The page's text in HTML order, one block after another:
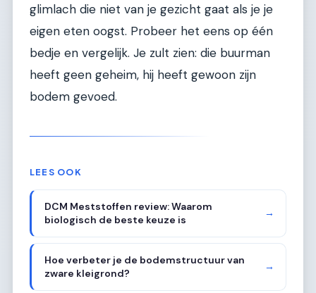
glimlach die niet van je gezicht gaat als je je
eigen eten oogst. Probeer het eens op één
bedje en vergelijk. Je zult zien: die buurman
heeft geen geheim, hij heeft gewoon zijn
bodem gevoed.
LEES OOK
DCM Meststoffen review: Waarom
biologisch de beste keuze is
→
Hoe verbeter je de bodemstructuur van
zware kleigrond?
→